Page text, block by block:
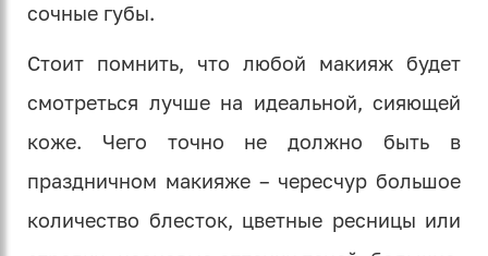
сочные губы.
Стоит помнить, что любой макияж будет
смотреться лучше на идеальной, сияющей
коже. Чего точно не должно быть в
праздничном макияже – чересчур большое
количество блесток, цветные ресницы или